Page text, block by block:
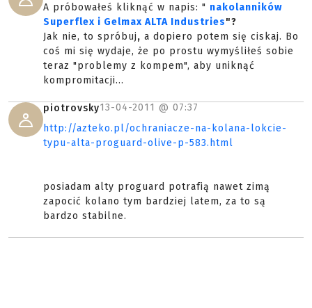
A próbowałeś kliknąć w napis: " nakolanników
Superflex i Gelmax ALTA Industries"?
Jak nie, to spróbuj, a dopiero potem się ciskaj. Bo
coś mi się wydaje, że po prostu wymyśliłeś sobie
teraz "problemy z kompem", aby uniknąć
kompromitacji...
piotrovsky13-04-2011 @ 07:37
http://azteko.pl/ochraniacze-na-kolana-lokcie-
typu-alta-proguard-olive-p-583.html
posiadam alty proguard potrafią nawet zimą
zapocić kolano tym bardziej latem, za to są
bardzo stabilne.